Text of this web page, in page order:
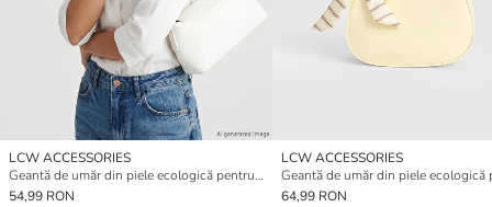
LCW ACCESSORIES
Geantă de umăr din piele ecologică pentru femei
54,99 RON
LCW ACCESSORIES
64,99 RON